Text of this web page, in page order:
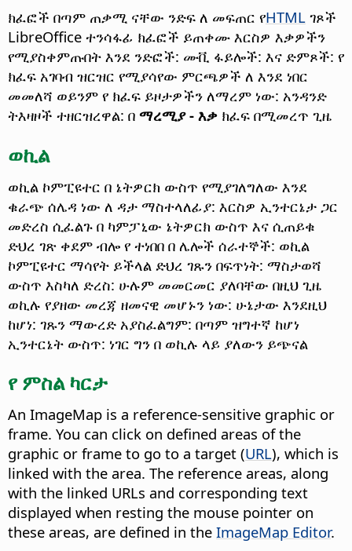
ክፈፎች በጣም ጠቃሚ ናቸው ንድፍ ለ መፍጠር የHTML ገጾች
LibreOffice ተንሳፋፊ ክፈፎች ይጠቀሙ እርስዎ እቃዎችን
የሚያስቀምጡበት እንደ ንድፎች: ሙቪ ፋይሎች: እና ድምጾች: የ
ክፈፍ አገባብ ዝርዝር የሚያሳየው ምርጫዎች ለ እንደ ነበር
መመለሻ ወይንም የ ክፈፍ ይዞታዎችን ለማረም ነው: አንዳንድ
ትእዛዞች ተዘርዝረዋል: በ ማረሚያ - እቃ ክፈፍ በሚመረጥ ጊዜ
ወኪል
ወኪል ኮምፒዩተር በ ኔትዎርክ ውስጥ የሚያገለግለው እንደ
ቁራጭ ሰሌዳ ነው ለ ዳታ ማስተላለፊያ: እርስዎ ኢንተርኔታ ጋር
መድረስ ሲፈልጉ በ ካምፓኒው ኔትዎርክ ውስጥ እና ሲጠይቁ
ድህረ ገጽ ቀደም ብሎ የ ተነበበ በ ሌሎች ሰራተኞች: ወኪል
ኮምፒዩተር ማሳየት ይችላል ድህረ ገጹን በፍጥነት: ማስታወሻ
ውስጥ እስካለ ድረስ: ሁሉም መመርመር ያለባቸው በዚህ ጊዜ
ወኪሉ የያዘው መረጃ ዘመናዊ መሆኑን ነው: ሁኔታው እንደዚህ
ከሆነ: ገጹን ማውረድ አያስፈልግም: በጣም ዝግተኛ ከሆነ
ኢንተርኔት ውስጥ: ነገር ግን በ ወኪሉ ላይ ያለውን ይጭናል
የ ምስል ካርታ
An ImageMap is a reference-sensitive graphic or
frame. You can click on defined areas of the
graphic or frame to go to a target (URL), which is
linked with the area. The reference areas, along
with the linked URLs and corresponding text
displayed when resting the mouse pointer on
these areas, are defined in the ImageMap Editor.